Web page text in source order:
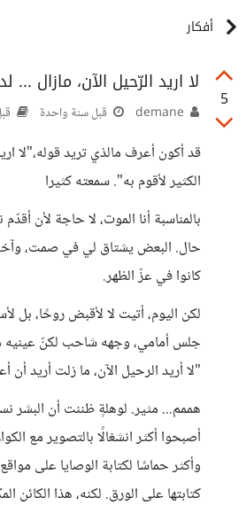
أفكار
5
لا اريد الرّحيل الآن، مازال ...
قبل سنة واحدة
قد أكون أعرف مالذي تريد قوله،"لا
الكثير لأقوم به". سمعته كثيرا
بالمناسبة أنا الموت، لا حاجة لأن
حال. البعض يشتاق لي في صمت،
كانوا في عزّ الظهر.
لكن اليوم، أتيت لا لأقبض روحًا، بل
جلس أمامي، وجهه شاحب لكنّ عينيه
"لا أريد الرحيل الآن، ما زلت أريد
هممم... مثير. لوهلةٍ ظننت أن البشر
أصبحوا أكثر انشغالًا بالتصوير مع
وأكثر حماسًا لكتابة الوصايا على
كتابتها على الورق. لكنه، هذا الكائن